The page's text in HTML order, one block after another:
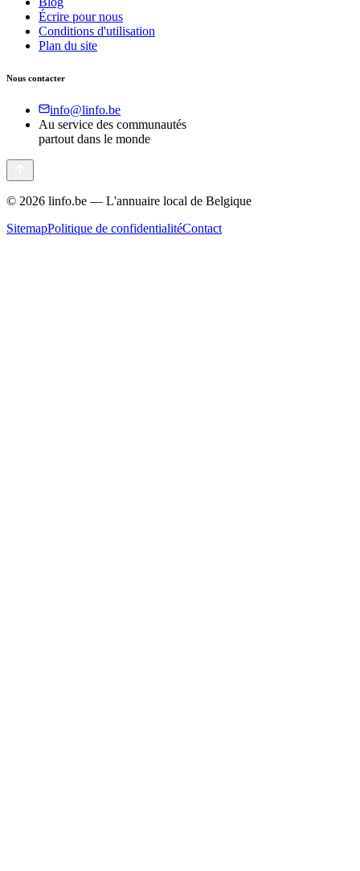
Écrire pour nous
Conditions d'utilisation
Plan du site
Nous contacter
info@linfo.be
Au service des communautés
partout dans le monde
© 2026 linfo.be — L'annuaire local de Belgique
SitemapPolitique de confidentialitéContact